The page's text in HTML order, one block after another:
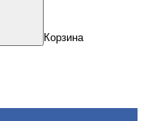
Корзина